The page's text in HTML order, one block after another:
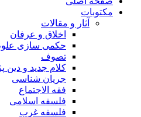
مکتوبات
آثار و مقالات
اخلاق و عرفان
حکمی سازی
تصوف
کلام جدید و دین
جریان شناسی
فقه الاجتماع
فلسفه اسلامی
فلسفه غرب